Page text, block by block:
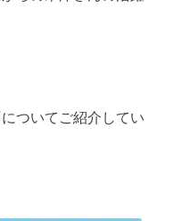
ついてご紹介してい